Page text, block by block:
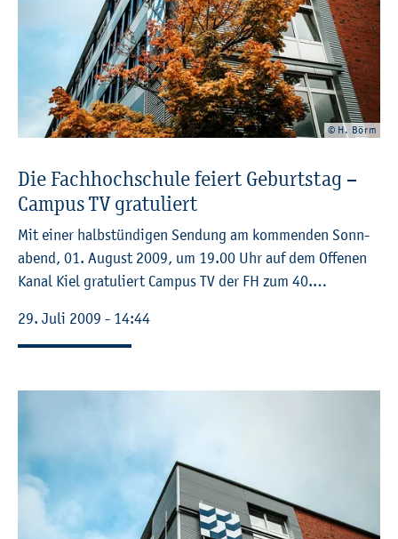
© H. Börm
Die Fach­hoch­schu­le fei­ert Ge­burts­tag –
Cam­pus TV gra­tu­liert
Mit einer halb­stün­di­gen Sen­dung am kom­men­den Sonn­
abend, 01. Au­gust 2009, um 19.00 Uhr auf dem Of­fe­nen
Kanal Kiel gra­tu­liert Cam­pus TV der FH zum 40.…
29. Juli 2009 - 14:44